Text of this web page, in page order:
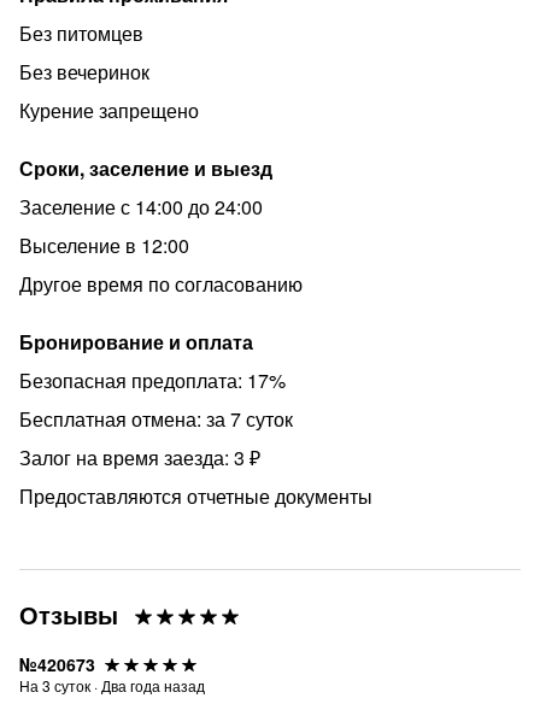
Без питомцев
Без вечеринок
Курение запрещено
Сроки, заселение и выезд
Заселение с 14:00 до 24:00
Выселение в 12:00
Другое время по согласованию
Бронирование и оплата
Безопасная предоплата: 17%
Бесплатная отмена: за 7 суток
Залог на время заезда: 3 ₽
Предоставляются отчетные документы
Отзывы
№420673
На 3 суток · Два года назад